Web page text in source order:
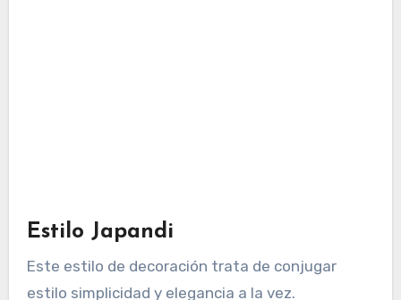
Estilo Japandi
Este estilo de decoración trata de conjugar
estilo simplicidad y elegancia a la vez.